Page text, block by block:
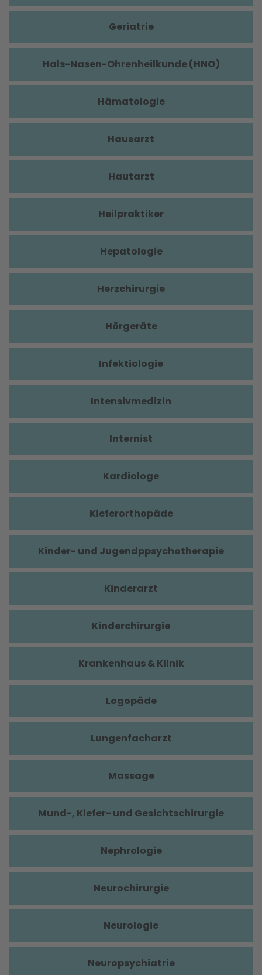
Geriatrie
Hals-Nasen-Ohrenheilkunde (HNO)
Hämatologie
Hausarzt
Hautarzt
Heilpraktiker
Hepatologie
Herzchirurgie
Hörgeräte
Infektiologie
Intensivmedizin
Internist
Kardiologe
Kieferorthopäde
Kinder- und Jugendppsychotherapie
Kinderarzt
Kinderchirurgie
Krankenhaus & Klinik
Logopäde
Lungenfacharzt
Massage
Mund-, Kiefer- und Gesichtschirurgie
Nephrologie
Neurochirurgie
Neurologie
Neuropsychiatrie